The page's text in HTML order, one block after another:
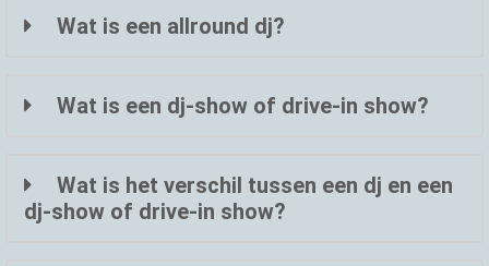
Wat is een allround dj?
Wat is een dj-show of drive-in show?
Wat is het verschil tussen een dj en een
dj-show of drive-in show?